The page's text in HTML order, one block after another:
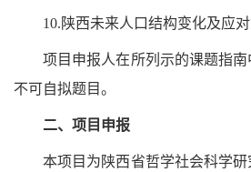
10.陕西未来人口结构变化及应
项目申报人在所列示的课题指南
不可自拟题目。
二、项目申报
本项目为陕西省哲学社会科学